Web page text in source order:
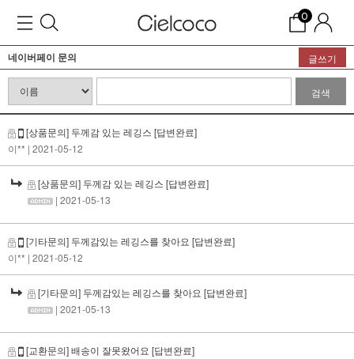
0
네이버페이 문의 글쓰기
검색
[상품문의] 두께감 있는 레깅스 [답변완료]
이** | 2021-05-12
[상품문의] 두께감 있는 레깅스 [답변완료]
| 2021-05-13
[기타문의] 두께감있는 레깅스를 찾아요 [답변완료]
이** | 2021-05-12
[기타문의] 두께감있는 레깅스를 찾아요 [답변완료]
| 2021-05-13
[교환문의] 배송이 잘못왔어요 [답변완료]